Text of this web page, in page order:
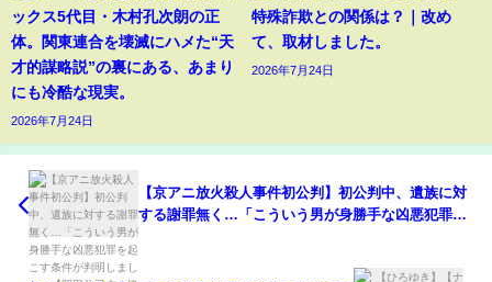
ックス5代目・木村孔次朗の正
体。関東連合を壊滅にハメた“天
才的謀略説”の裏にある、あまり
にも冷酷な現実。
2026年7月24日
特殊詐欺との関係は？｜改め
て、取材しました。
2026年7月24日
【京アニ放火殺人事件初公判】初公判中、遺族に対
する謝罪無く…「こういう男が身勝手な凶悪犯罪を